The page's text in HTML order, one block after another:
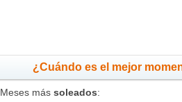
¿Cuándo es el mejor
Meses mássoleados: